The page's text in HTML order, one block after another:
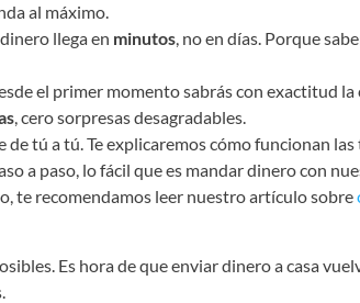
al máximo.
llega en minutos, no en días. Porque
el primer momento sabrás con exactitud
, cero sorpresas desagradables.
de tú a tú. Te explicaremos cómo funcionan
a paso, lo fácil que es mandar dinero con
te recomendamos leer nuestro artículo sobre
Es hora de que enviar dinero a casa